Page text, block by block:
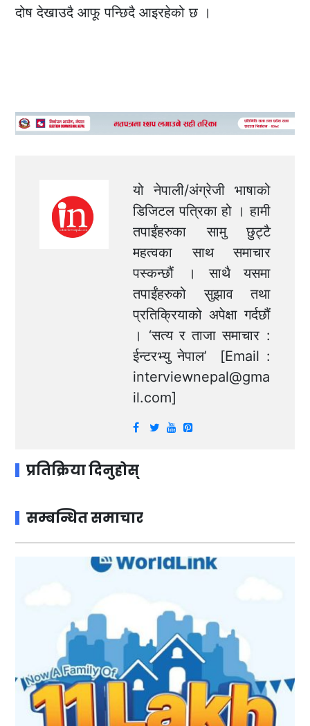
दोष देखाउदै आफू पन्छिदै आइरहेको छ ।
यो नेपाली/अंग्रेजी भाषाको
डिजिटल पत्रिका हो । हामी
तपाईंहरुका सामु छुट्टै
महत्वका साथ समाचार
पस्कन्छौं । साथै यसमा
तपाईंहरुको सुझाव तथा
प्रतिक्रियाको अपेक्षा गर्दछौं
। ‘सत्य र ताजा समाचार :
ईन्टरभ्यु नेपाल’ [Email :
interviewnepal@gma
il.com]
प्रतिक्रिया दिनुहोस्
सम्बन्धित समाचार